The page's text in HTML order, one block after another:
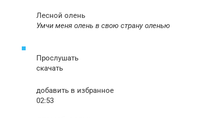
Лесной олень
Умчи меня олень в свою страну оленью
Прослушать
скачать
добавить в избранное
02:53